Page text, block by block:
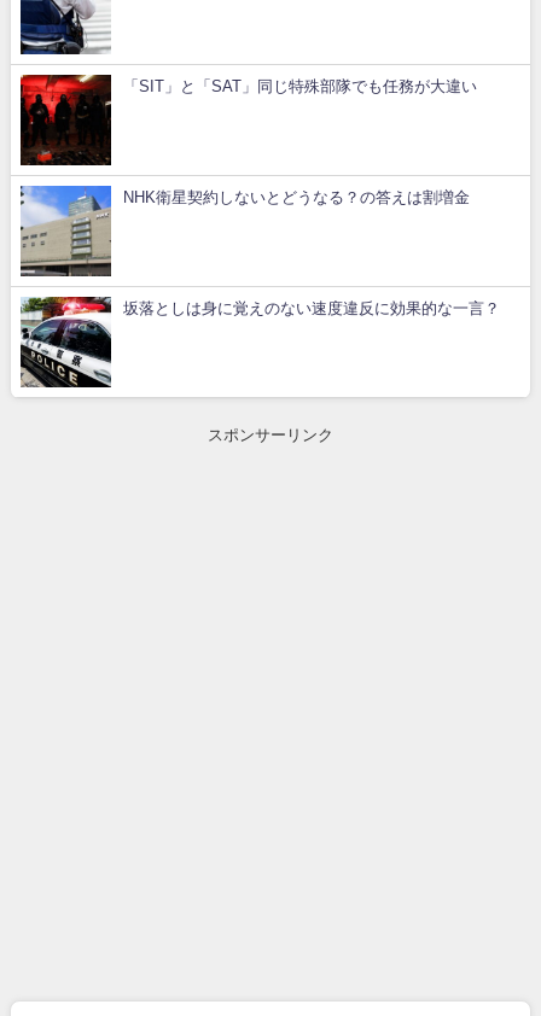
「SIT」と「SAT」同じ特殊部隊でも任務が大違い
NHK衛星契約しないとどうなる？の答えは割増金
坂落としは身に覚えのない速度違反に効果的な一言？
スポンサーリンク